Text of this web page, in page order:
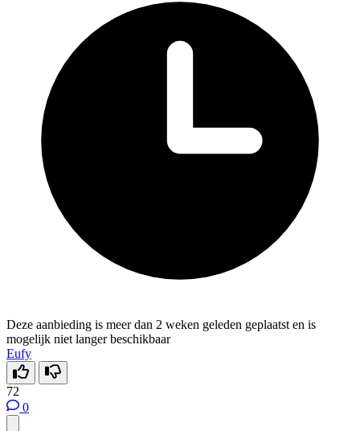
Deze aanbieding is meer dan 2 weken geleden geplaatst en is
mogelijk niet langer beschikbaar
Eufy
72
0